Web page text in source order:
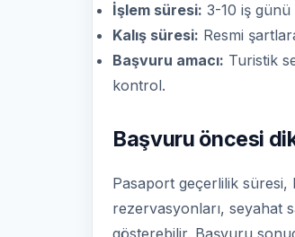
İşlem süresi: 3-10 iş günü
Kalış süresi: Resmi
Başvuru amacı: Turistik
kontrol.
Başvuru öncesi
Pasaport geçerlilik süresi,
rezervasyonları, seyahat
gösterebilir. Başvuru